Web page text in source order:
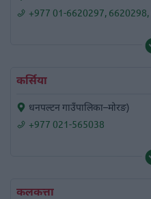
+977 01-6620297, 6620298,
कर्सिया
धनपल्टन गाउँपालिका–मोरङ)
+977 021-565038
कलकत्ता